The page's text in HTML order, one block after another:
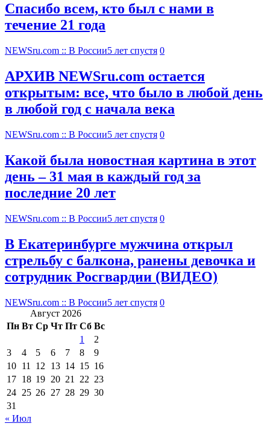
Спасибо всем, кто был с нами в
течение 21 года
NEWSru.com :: В России5 лет спустя 0
АРХИВ NEWSru.com остается
открытым: все, что было в любой день
в любой год с начала века
NEWSru.com :: В России5 лет спустя 0
Какой была новостная картина в этот
день – 31 мая в каждый год за
последние 20 лет
NEWSru.com :: В России5 лет спустя 0
В Екатеринбурге мужчина открыл
стрельбу с балкона, ранены девочка и
сотрудник Росгвардии (ВИДЕО)
NEWSru.com :: В России5 лет спустя 0
Август 2026
Пн Вт Ср Чт Пт Сб Вс
1
2
3
4 5 6 7 8
9
10 11 12 13 14 15 16
17 18 19 20 21 22 23
24 25 26 27 28 29 30
31
« Июл